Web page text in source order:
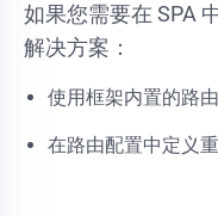
如果您需要在 SPA
解决方案：
使用框架内置的路
在路由配置中定义